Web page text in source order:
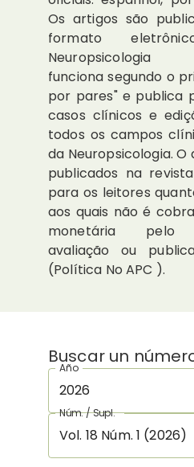
Os artigos são
formato
Neuropsicologia
funciona segundo o
por pares" e publica
casos clínicos e
todos os campos
da Neuropsicologia.
publicados na
para os leitores
aos quais não é
monetária pelo
avaliação ou
(Política No APC ).
Buscar un
Año
2026
Núm. / Supl.
Vol. 18 Núm. 1 (2026)